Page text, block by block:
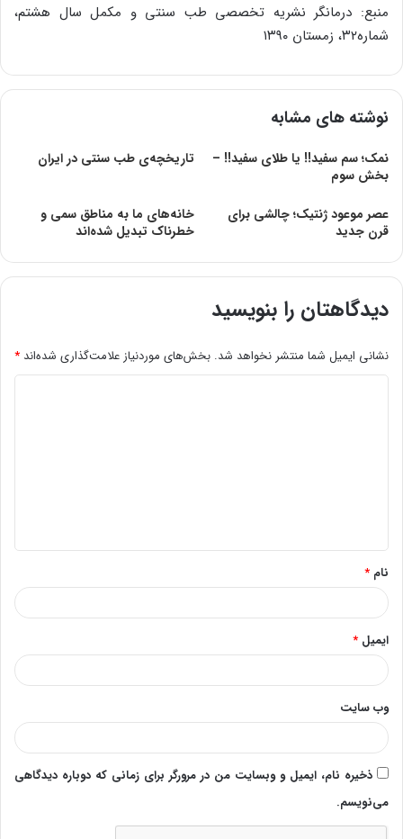
منبع: درمانگر نشریه تخصصی طب سنتی و مکمل سال هشتم،
شماره۳۲، زمستان ۱۳۹۰
نوشته های مشابه
نمک؛ سم سفید!! یا طلای سفید!! –
بخش سوم
تاریخچه‌ی طب سنتی در ایران
عصر موعود ژنتیک‌؛ چالشی‌ برای‌
قرن‌ جدید
خانه‌های ما به مناطق سمی و
خطرناک تبدیل شده‌اند
دیدگاهتان را بنویسید
نشانی ایمیل شما منتشر نخواهد شد. بخش‌های موردنیاز علامت‌گذاری شده‌اند *
*
نام *
ایمیل *
وب‌ سایت
ذخیره نام، ایمیل و وبسایت من در مرورگر برای زمانی که دوباره دیدگاهی
می‌نویسم.